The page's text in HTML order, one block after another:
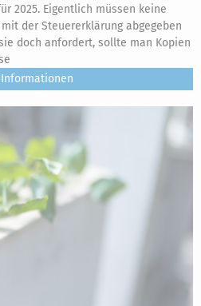
2025. Eigentlich müssen keine
der Steuererklärung abgegeben
doch anfordert, sollte man Kopien